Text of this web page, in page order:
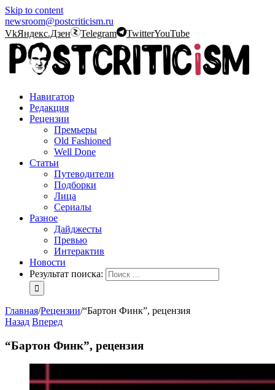
Skip to content
newsroom@postcriticism.ru
VkЯндекс.Дзен Telegram TwitterYouTube
Навигатор
Редакция
Рецензии
Премьеры
Old Fashioned
Well Done
Статьи
Путеводители
Подборки
Лица
Сериалы
Разное
Дайджесты
Превью
Интерактив
Новости
Результат поиска:
Главная/Рецензии/“Бартон Финк”, рецензия
Назад Вперед
“Бартон Финк”, рецензия